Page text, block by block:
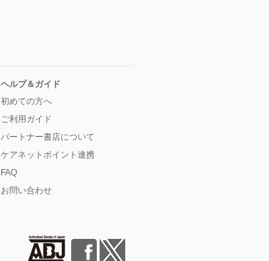
ヘルプ＆ガイド
初めての方へ
ご利用ガイド
パートナー書店について
ケアネットポイント連携
FAQ
お問い合わせ